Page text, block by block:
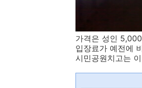
가격은 성인
입장료가 예전에
시민공원치고는